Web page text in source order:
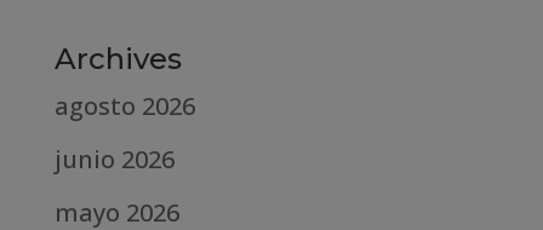
Archives
agosto 2026
junio 2026
mayo 2026